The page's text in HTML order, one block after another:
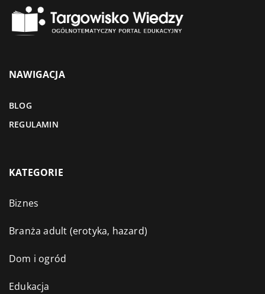
NAWIGACJA
BLOG
REGULAMIN
KATEGORIE
Biznes
Branża adult (erotyka, hazard)
Dom i ogród
Edukacja